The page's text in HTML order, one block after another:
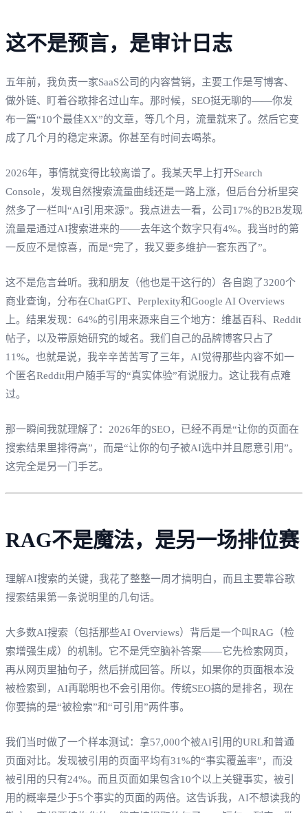
这不是预言，是审计日志
五年前，我负责一家SaaS公司的内容营销，主要工作是写博客、
做外链、盯着谷歌排名过山车。那时候，SEO挺无聊的——你发
布一篇“10个最佳XX”的文章，等几个月，流量就来了。然后它变
成了几个月的稳定来源。你甚至有时间去喝茶。
2026年，事情就变得比较离谱了。我某天早上打开Search
Console，发现自然搜索流量曲线还是一路上涨，但后台分析里突
然多了一栏叫“AI引用来源”。我点进去一看，公司17%的B2B发现
流量是通过AI搜索进来的——去年这个数字只有4%。我当时的第
一反应不是惊喜，而是“完了，我又要多维护一套东西了”。
这不是危言耸听。我和朋友（他也是干这行的）各自跑了3200个
商业查询，分布在ChatGPT、Perplexity和Google AI Overviews
上。结果发现：64%的引用来源来自三个地方：维基百科、Reddit
帖子，以及带原始研究的域名。我们自己的品牌博客只占了
11%。也就是说，我辛辛苦苦写了三年，AI觉得那些内容不如一
个匿名Reddit用户随手写的“真实体验”有说服力。这让我有点难
过。
那一瞬间我就理解了：2026年的SEO，已经不再是“让你的页面在
搜索结果里排得高”，而是“让你的句子被AI选中并且愿意引用”。
这完全是另一门手艺。
RAG不是魔法，是另一场排位赛
理解AI搜索的关键，我花了整整一周才搞明白，而且主要靠谷歌
搜索结果第一条说明里的几句话。
大多数AI搜索（包括那些AI Overviews）背后是一个叫RAG（检
索增强生成）的机制。它不是凭空脑补答案——它先检索网页，
再从网页里抽句子，然后拼成回答。所以，如果你的页面根本没
被检索到，AI再聪明也不会引用你。传统SEO搞的是排名，现在
你要搞的是“被检索”和“可引用”两件事。
我们当时做了一个样本测试：拿57,000个被AI引用的URL和普通
页面对比。发现被引用的页面平均有31%的“事实覆盖率”，而没
被引用的只有24%。而且页面如果包含10个以上关键事实，被引
用的概率是少于5个事实的页面的两倍。这告诉我，AI不想读我的